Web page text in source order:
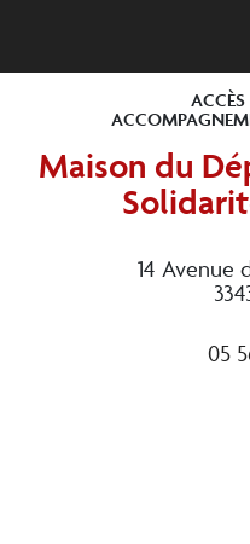
Maison du
14 Avenue
05